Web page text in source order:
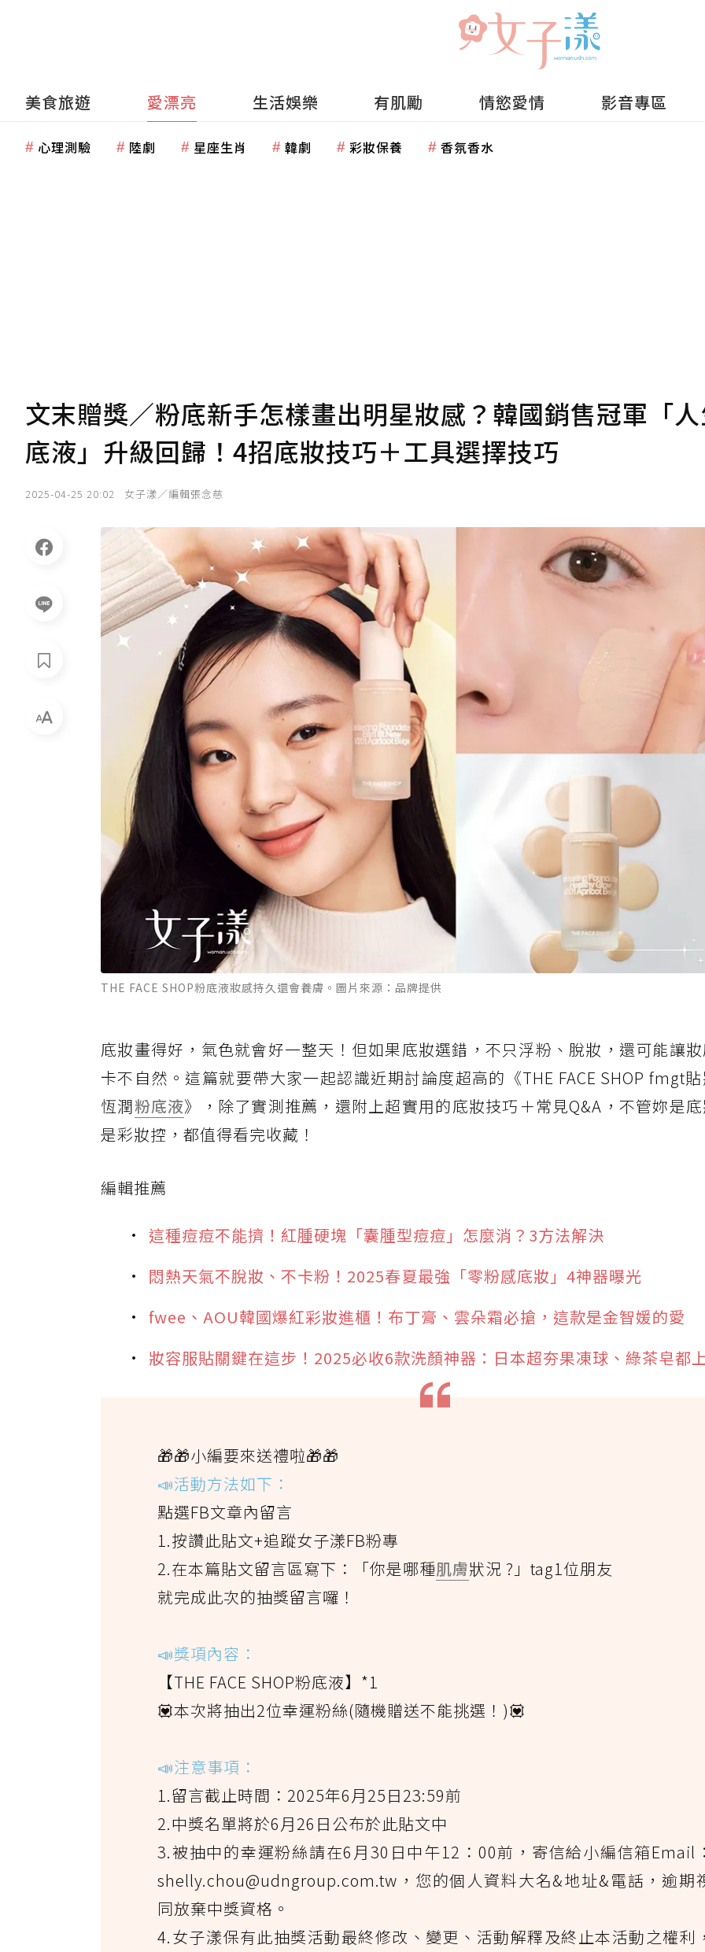
美食旅遊 愛漂亮 生活娛樂 有肌勵 情慾愛情 影音專區
心理測驗 陸劇 星座生肖 韓劇 彩妝保養 香氛香水
文末贈獎／粉底新手怎樣畫出明星妝感？韓國銷售冠軍「
底液」升級回歸！4招底妝技巧＋工具選擇技巧
2025-04-25 20:02 女子漾／編輯張念慈
THE FACE SHOP粉底液妝感持久還會養膚。圖片來源：品牌提供
底妝畫得好，氣色就會好一整天！但如果底妝選錯，不只浮粉、脫妝，還可能讓
卡不自然。這篇就要帶大家一起認識近期討論度超高的《THE FACE SHOP fmgt
恆潤粉底液》，除了實測推薦，還附上超實用的底妝技巧＋常見Q&A，不管妳是
是彩妝控，都值得看完收藏！
編輯推薦
這種痘痘不能擠！紅腫硬塊「囊腫型痘痘」怎麼消？3方法解決
悶熱天氣不脫妝、不卡粉！2025春夏最強「零粉感底妝」4神器曝光
fwee、AOU韓國爆紅彩妝進櫃！布丁膏、雲朵霜必搶，這款是金智媛的愛
妝容服貼關鍵在這步！2025必收6款洗顏神器：日本超夯果凍球、綠茶皂都
🎁🎁小編要來送禮啦🎁🎁
📣活動方法如下：
點選FB文章內留言
1.按讚此貼文+追蹤女子漾FB粉專
2.在本篇貼文留言區寫下：「你是哪種肌膚狀況 ?」tag1位朋友
就完成此次的抽獎留言囉！
📣獎項內容：
【THE FACE SHOP粉底液】*1
💟本次將抽出2位幸運粉絲(隨機贈送不能挑選！)💟
📣注意事項：
1.留言截止時間：2025年6月25日23:59前
2.中獎名單將於6月26日公布於此貼文中
3.被抽中的幸運粉絲請在6月30日中午12：00前，寄信給小編信箱Email
shelly.chou@udngroup.com.tw，您的個人資料大名&地址&電話，逾期
同放棄中獎資格。
4.女子漾保有此抽獎活動最終修改、變更、活動解釋及終止本活動之權利